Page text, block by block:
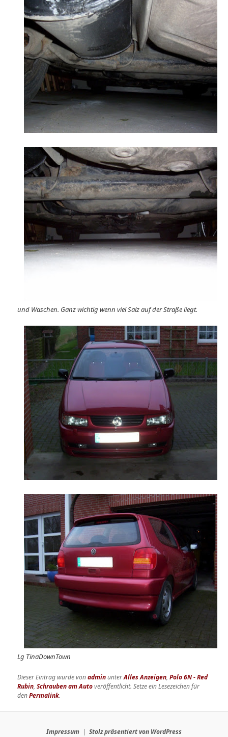
und Waschen. Ganz wichtig wenn viel Salz auf der Straße liegt.
Lg TinaDownTown
Dieser Eintrag wurde vonadminunterAlles Anzeigen,Polo 6N - Red
Rubin,Schrauben am Autoveröffentlicht. Setze ein Lesezeichen für
denPermalink.
Impressum Stolz präsentiert von WordPress